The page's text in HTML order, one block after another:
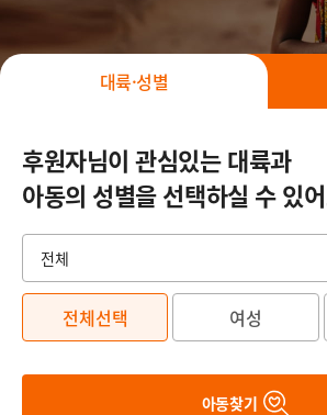
대륙·성별
후원자님이 관심있는 대륙과
아동의 성별을 선택하실 수 있
전체선택 여성
아동찾기